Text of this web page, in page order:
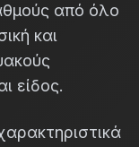
από όλο
και
είδος.